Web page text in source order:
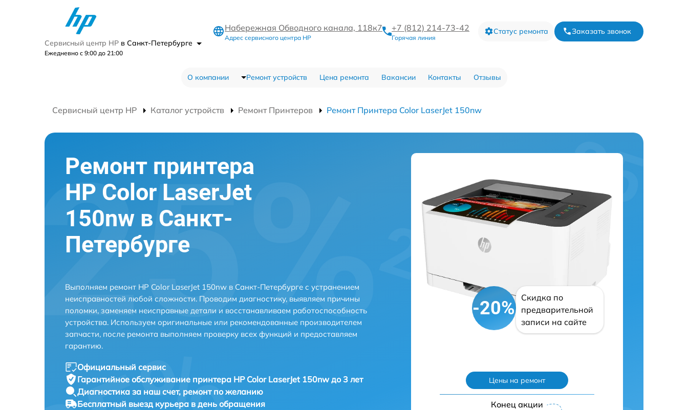
Сервисный центр HP в Санкт-Петербурге
Ежедневно с 9:00 до 21:00
Набережная Обводного канала, 118к7
Адрес сервисного центра HP
+7 (812) 214-73-42
Горячая линия
Статус ремонта Заказать звонок
О компании Ремонт устройств Цена ремонта Вакансии Контакты Отзывы
Сервисный центр HP Каталог устройств Ремонт Принтеров Ремонт Принтера Color LaserJet 150nw
Ремонт принтера
HP Color LaserJet
150nw в Санкт-
Петербурге
Выполняем ремонт HP Color LaserJet 150nw в Санкт-Петербурге с устранением
неисправностей любой сложности. Проводим диагностику, выявляем причины
поломки, заменяем неисправные детали и восстанавливаем работоспособность
устройства. Используем оригинальные или рекомендованные производителем
запчасти, после ремонта выполняем проверку всех функций и предоставляем
гарантию.
Официальный сервис
Гарантийное обслуживание принтера HP Color LaserJet 150nw до 3 лет
Диагностика за наш счет, ремонт по желанию
Бесплатный выезд курьера в день обращения
-20%
Скидка по
предварительной
записи на сайте
Цены на ремонт
Конец акции